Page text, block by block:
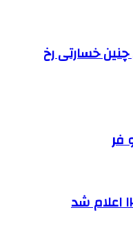
چنین خسارتی رخ
فر